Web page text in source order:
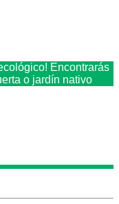
Encontrarás
o jardín nativo